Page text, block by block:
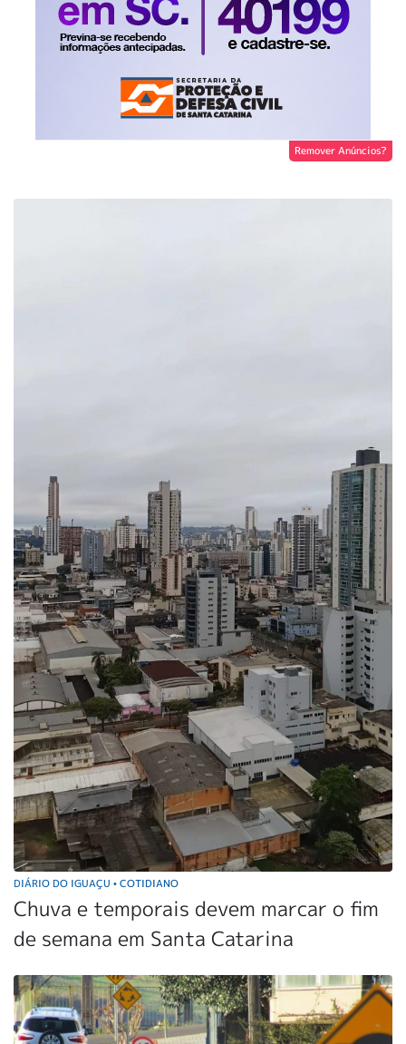
Remover Anúncios?
DIÁRIO DO IGUAÇU • COTIDIANO
Chuva e temporais devem marcar o fim
de semana em Santa Catarina